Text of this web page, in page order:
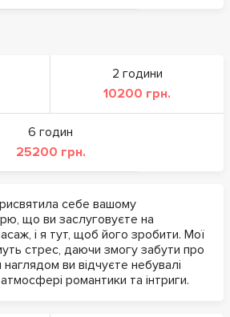
2 години
10200 грн.
6 годин
25200 грн.
себе вашому
що ви заслуговуєте на
і я тут, щоб його зробити. Мої
стрес, даючи змогу забути про
ви відчуєте небувалі
романтики та інтриги.